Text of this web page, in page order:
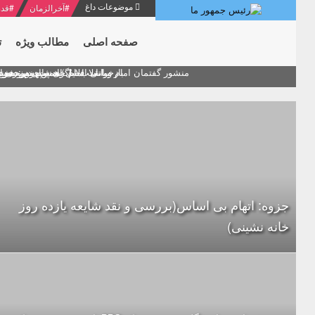
موضوعات داغ #آخرالزمان #
صفحه اصلی مطالب ویژه
منشور گفتمان امام و انقلاب - 7 /بخش دوم : شرح پیام ۱۰ خرداد ۱۳۶۹ امام خامنه ای/ فصل پنجم: حفظ عزّت و کرامت انقلابی
بازخوانی افشاگری سپهبد
دلایل اهمیت
بیانات امام خامنه ای در
پیام نوروزی
جزوه: اتهام بی اساس(بررسی و نقد شایعه یازده روز
خانه نشینی)